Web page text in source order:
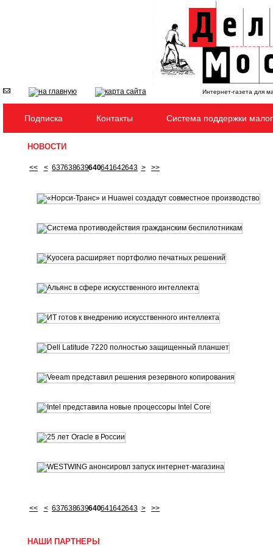
Интернет-газета для
Подписка Контакты Система поддержки
НОВОСТИ
<< < 637638639640641642643 > >>
<< < 637638639640641642643 > >>
НАШИ ПАРТНЕРЫ